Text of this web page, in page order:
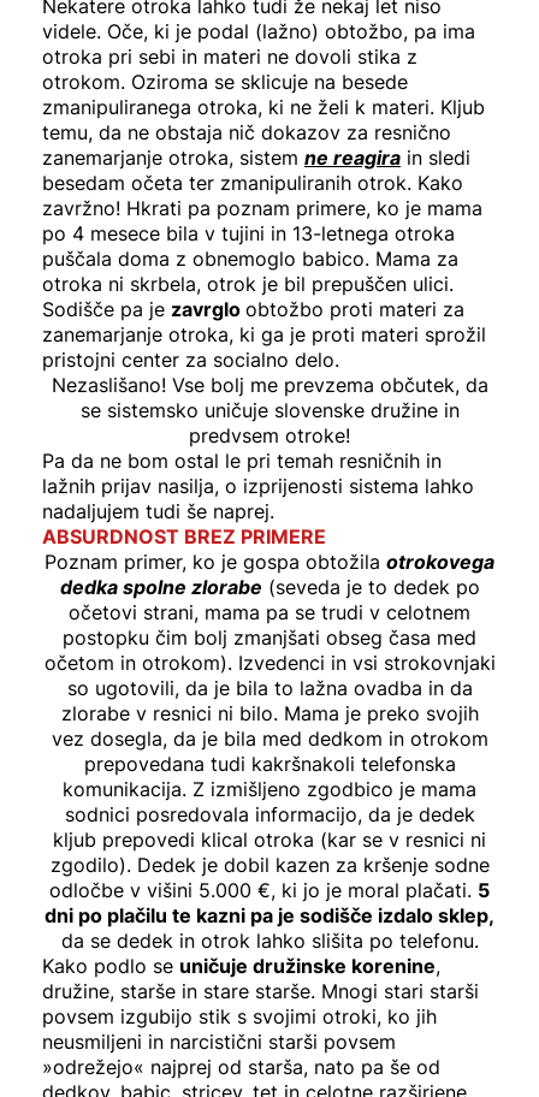
Nekatere otroka lahko tudi že nekaj let niso
videle. Oče, ki je podal (lažno) obtožbo, pa ima
otroka pri sebi in materi ne dovoli stika z
otrokom. Oziroma se sklicuje na besede
zmanipuliranega otroka, ki ne želi k materi. Kljub
temu, da ne obstaja nič dokazov za resnično
zanemarjanje otroka, sistem ne reagira in sledi
besedam očeta ter zmanipuliranih otrok. Kako
zavržno! Hkrati pa poznam primere, ko je mama
po 4 mesece bila v tujini in 13-letnega otroka
puščala doma z obnemoglo babico. Mama za
otroka ni skrbela, otrok je bil prepuščen ulici.
Sodišče pa je zavrglo obtožbo proti materi za
zanemarjanje otroka, ki ga je proti materi sprožil
pristojni center za socialno delo.
Nezaslišano! Vse bolj me prevzema občutek, da
se sistemsko uničuje slovenske družine in
predvsem otroke!
Pa da ne bom ostal le pri temah resničnih in
lažnih prijav nasilja, o izprijenosti sistema lahko
nadaljujem tudi še naprej.
ABSURDNOST BREZ PRIMERE
Poznam primer, ko je gospa obtožila otrokovega
dedka spolne zlorabe (seveda je to dedek po
očetovi strani, mama pa se trudi v celotnem
postopku čim bolj zmanjšati obseg časa med
očetom in otrokom). Izvedenci in vsi strokovnjaki
so ugotovili, da je bila to lažna ovadba in da
zlorabe v resnici ni bilo. Mama je preko svojih
vez dosegla, da je bila med dedkom in otrokom
prepovedana tudi kakršnakoli telefonska
komunikacija. Z izmišljeno zgodbico je mama
sodnici posredovala informacijo, da je dedek
kljub prepovedi klical otroka (kar se v resnici ni
zgodilo). Dedek je dobil kazen za kršenje sodne
odločbe v višini 5.000 €, ki jo je moral plačati. 5
dni po plačilu te kazni pa je sodišče izdalo sklep,
da se dedek in otrok lahko slišita po telefonu.
Kako podlo se uničuje družinske korenine,
družine, starše in stare starše. Mnogi stari starši
povsem izgubijo stik s svojimi otroki, ko jih
neusmiljeni in narcistični starši povsem
»odrežejo« najprej od starša, nato pa še od